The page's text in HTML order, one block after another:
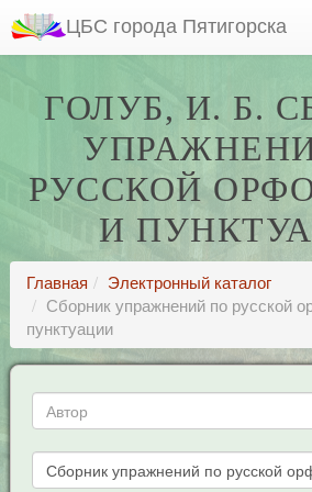
ЦБС города Пятигорска
ГОЛУБ, И. Б.
РУССКОЙ
И
Главная
Электронный каталог
Сборник упражнений по русской
пунктуации